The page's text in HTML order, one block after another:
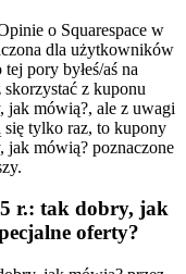
o Squarespace w
dla użytkowników
pory byłeś/aś na
z kuponu
jak mówią?, ale z uwagi
tylko raz, to kupony
jak mówią? poznaczone
r.: tak dobry, jak
oferty?